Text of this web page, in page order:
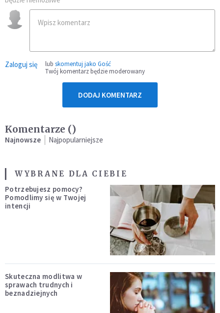
Zaloguj się lub skomentuj jako Gość
Twój komentarz będzie moderowany
DODAJ KOMENTARZ
Komentarze ()
Najnowsze Najpopularniejsze
WYBRANE DLA CIEBIE
Potrzebujesz pomocy?
Pomodlimy się w Twojej
intencji
Skuteczna modlitwa w
sprawach trudnych i
beznadziejnych